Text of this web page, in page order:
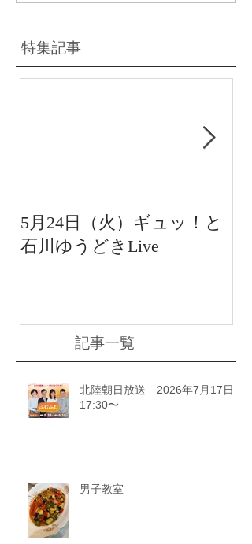
特集記事
5月24日（火）ギュッ！と
石川ゆうどきLive
記事一覧
北陸朝日放送 2026年7月17日
17:30〜
男子教室